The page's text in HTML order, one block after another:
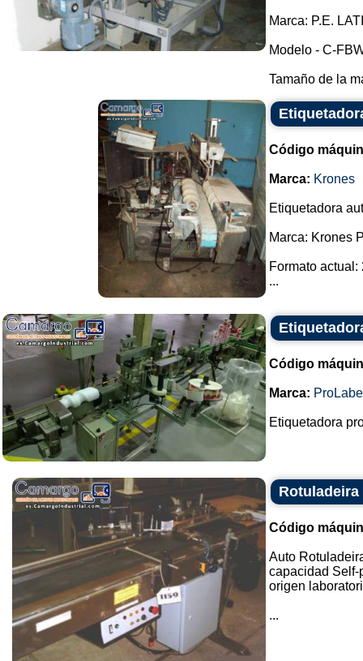
Marca: P.E.
Modelo - C-
Tamaño de la
Código
Marca: Krones
Etiquetadora
Marca: Krones
Formato actual:
...
Código
Marca:
Etiquetadora
Código
Auto
capacidad Self-
origen
...